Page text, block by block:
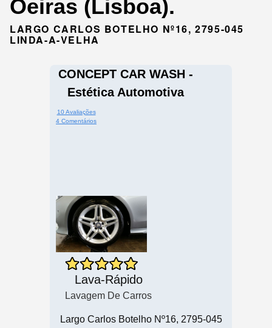
Oeiras (Lisboa).
LARGO CARLOS BOTELHO Nº16, 2795-045
LINDA-A-VELHA
CONCEPT CAR WASH -
Estética Automotiva
10 Avaliações
4 Comentários
Lava-Rápido
Lavagem De Carros
Largo Carlos Botelho Nº16, 2795-045